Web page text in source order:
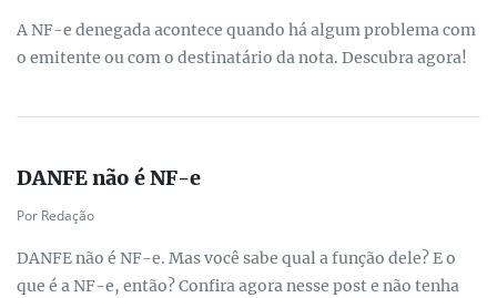
A NF-e denegada acontece quando há algum problema com
o emitente ou com o destinatário da nota. Descubra agora!
DANFE não é NF-e
Por Redação
DANFE não é NF-e. Mas você sabe qual a função dele? E o
que é a NF-e, então? Confira agora nesse post e não tenha